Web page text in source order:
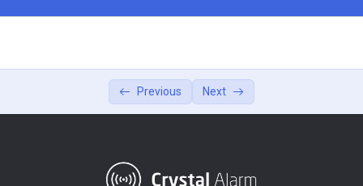
Arbetsmiljöverkets Lagar och Regler 0/4
Arbetsmiljöverkets lagar och regler.
Previous Next